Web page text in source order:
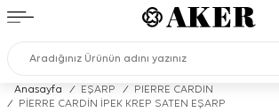
Anasayfa / EŞARP /
PIERRE CARDIN
/
PİERRE CARDİN İPEK KREP SATEN EŞARP